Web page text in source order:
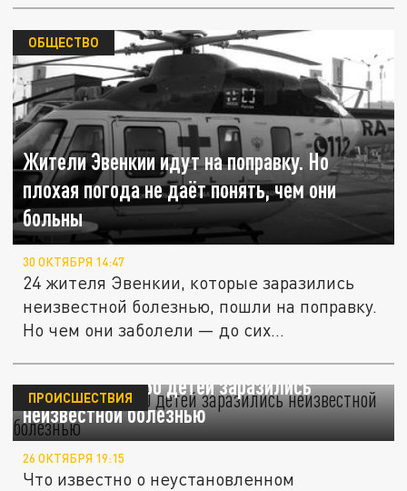
Жители Эвенкии идут на поправку. Но
плохая погода не даёт понять, чем они
больны
ОБЩЕСТВО
30 ОКТЯБРЯ 14:47
24 жителя Эвенкии, которые заразились
неизвестной болезнью, пошли на поправку.
Но чем они заболели — до сих...
В Красноярске 30 детей заразились
неизвестной болезнью
ПРОИСШЕСТВИЯ
26 ОКТЯБРЯ 19:15
Что известно о неустановленном